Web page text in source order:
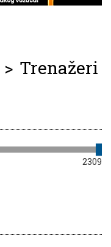
> Trenažeri
2309